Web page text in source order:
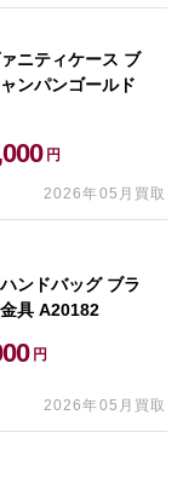
ニティケース ブ
ンパンゴールド
円
2026年05月買取
ンドバッグ ブラ
具 A20182
円
2026年05月買取